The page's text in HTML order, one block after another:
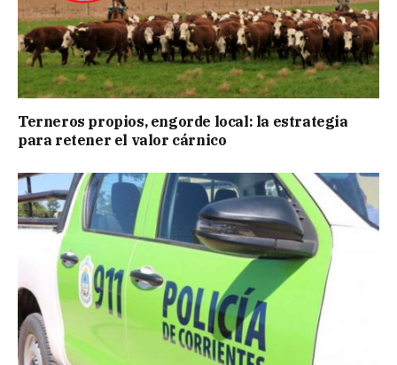
Terneros propios, engorde local: la estrategia
para retener el valor cárnico